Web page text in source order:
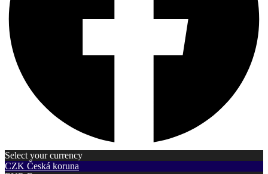
Select your currency
CZK Česká koruna